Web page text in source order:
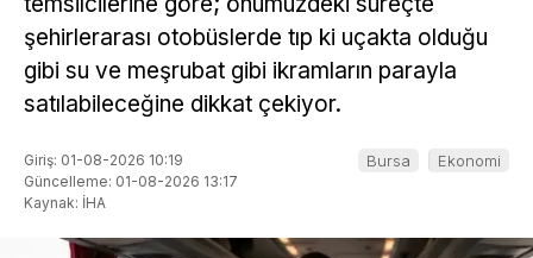
şehirlerarası otobüslerde tıp ki uçakta olduğu
gibi su ve meşrubat gibi ikramların parayla
satılabileceğine dikkat çekiyor.
Giriş: 01-08-2026 10:19
Güncelleme: 01-08-2026 13:17
Kaynak: İHA
Bursa Ekonomi